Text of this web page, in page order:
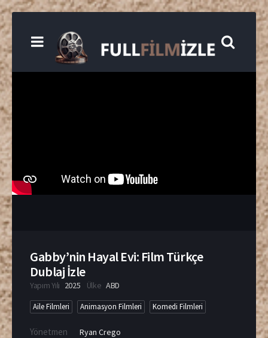
Gabby’nin Hayal Evi: Film Türkçe
Dublaj İzle
Yapım Yılı 2025 Ülke ABD
Aile Filmleri Animasyon Filmleri Komedi Filmleri
Yönetmen Ryan Crego